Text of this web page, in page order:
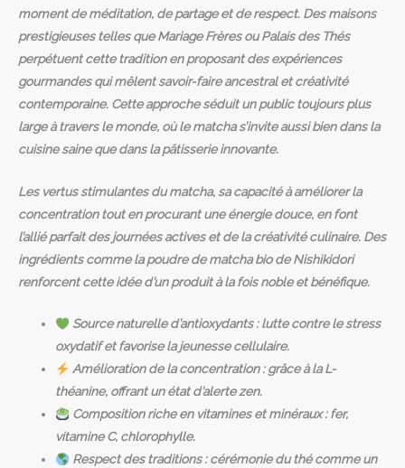
moment de méditation, de partage et de respect. Des maisons
prestigieuses telles queMariage FrèresouPalais des Thés
perpétuent cette tradition en proposant des expériences
gourmandes qui mêlent savoir-faire ancestral et créativité
contemporaine. Cette approche séduit un public toujours plus
large à travers le monde, où le matcha s’invite aussi bien dans la
cuisine saine que dans la pâtisserie innovante.
Les vertus stimulantes du matcha, sa capacité à améliorer la
concentration tout en procurant une énergie douce, en font
l’allié parfait des journées actives et de la créativité culinaire. Des
ingrédients comme la poudre de matcha bio deNishikidori
renforcent cette idée d’un produit à la fois noble et bénéfique.
Source naturelle d’antioxydants :lutte contre le stress
oxydatif et favorise la jeunesse cellulaire.
Amélioration de la concentration :grâce à la L-
théanine, offrant un état d’alerte zen.
Composition riche en vitamines et minéraux :fer,
vitamine C, chlorophylle.
Respect des traditions :cérémonie du thé comme un